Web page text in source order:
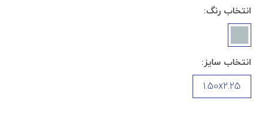
انتخاب رنگ:
انتخاب سایز:
1.50x2.25